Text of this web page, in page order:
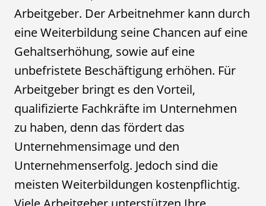
Arbeitgeber. Der Arbeitnehmer kann durch
eine Weiterbildung seine Chancen auf eine
Gehaltserhöhung, sowie auf eine
unbefristete Beschäftigung erhöhen. Für
Arbeitgeber bringt es den Vorteil,
qualifizierte Fachkräfte im Unternehmen
zu haben, denn das fördert das
Unternehmensimage und den
Unternehmenserfolg. Jedoch sind die
meisten Weiterbildungen kostenpflichtig.